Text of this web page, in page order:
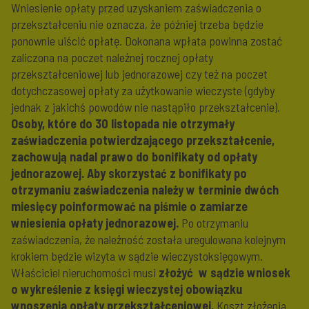
Wniesienie opłaty przed uzyskaniem zaświadczenia o
przekształceniu nie oznacza, że później trzeba będzie
ponownie uiścić opłatę. Dokonana wpłata powinna zostać
zaliczona na poczet należnej rocznej opłaty
przekształceniowej lub jednorazowej czy też na poczet
dotychczasowej opłaty za użytkowanie wieczyste (gdyby
jednak z jakichś powodów nie nastąpiło przekształcenie).
Osoby, które do 30 listopada nie otrzymały
zaświadczenia potwierdzającego przekształcenie,
zachowują nadal prawo do bonifikaty od opłaty
jednorazowej. Aby skorzystać z bonifikaty po
otrzymaniu zaświadczenia należy w terminie dwóch
miesięcy poinformować na piśmie o zamiarze
wniesienia opłaty jednorazowej. Po otrzymaniu
zaświadczenia, że należność została uregulowana kolejnym
krokiem będzie wizyta w sądzie wieczystoksięgowym.
Właściciel nieruchomości musi złożyć w sądzie wniosek
o wykreślenie z księgi wieczystej obowiązku
wnoszenia opłaty przekształceniowej. Koszt złożenia